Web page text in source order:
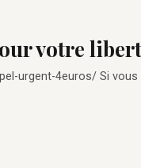
votre
urgent-4euros/ Si